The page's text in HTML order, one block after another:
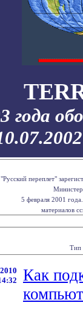
года
"Русский переплет"
5 февраля 2001
материалов
Тип
Как